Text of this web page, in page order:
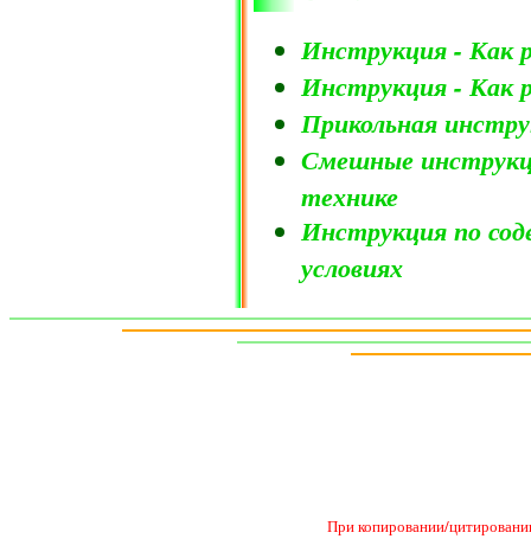
Инструкция - Как
Инструкция - Как
Прикольная
Смешные
технике
Инструкция по
условиях
При копировании/